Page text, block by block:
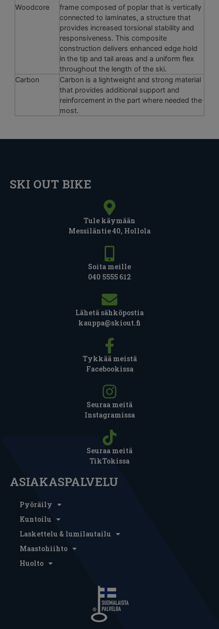
Woodcore
frame composed of poplar that is vertically
connected to laminates, a structure that
provides increased torsional stability and
responsiveness. This composite
construction delivers enhanced edge hold
in the tip and tail areas and a uniform flex
throughout the length of the ski.
Carbon
Carbon is a lightweight and strong material
that provides additional support and
reinforcement in the part where needed the
most.
SKI OUT BIKE
Tule käymään
Messiläntie 40, Hollola
Soita meille
040 5555 612
Lähetä sähköpostia
kauppa@skiout.fi
Tykkää meistä
Facebookissa
Seuraa meitä
Instagramissa
Seuraa meitä
TikTokissa
ASIAKASPALVELU
Pyöräily
Kuntoilu
Laskettelu & lumilautailu
Maastohiihto
Huolto